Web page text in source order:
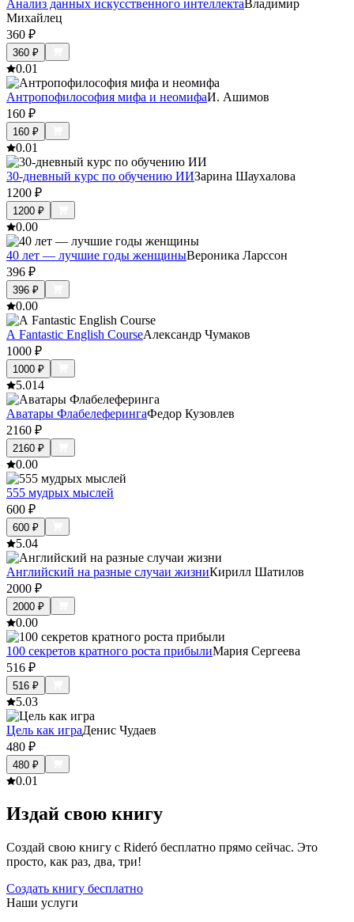
Анализ данных искусственного интеллекта Владимир
Михайлец
360 ₽
360 ₽
0.01
Антропофилософия мифа и неомифаИ. Ашимов
160 ₽
160 ₽
0.01
30-дневный курс по обучению ИИЗарина Шаухалова
1200 ₽
1200 ₽
0.00
40 лет — лучшие годы женщиныВероника Ларссон
396 ₽
396 ₽
0.00
A Fantastic English CourseАлександр Чумаков
1000 ₽
1000 ₽
5.014
Аватары ФлабелеферингаФедор Кузовлев
2160 ₽
2160 ₽
0.00
555 мудрых мыслей
600 ₽
600 ₽
5.04
Английский на разные случаи жизниКирилл Шатилов
2000 ₽
2000 ₽
0.00
100 секретов кратного роста прибылиМария Сергеева
516 ₽
516 ₽
5.03
Цель как играДенис Чудаев
480 ₽
480 ₽
0.01
Издай свою книгу
Создай свою книгу с Rideró бесплатно прямо сейчас. Это
просто, как раз, два, три!
Создать книгу бесплатно
Наши услуги